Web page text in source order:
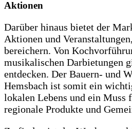
Aktionen
Darüber hinaus bietet der
Aktionen und
bereichern. Von
musikalischen Darbietungen
entdecken. Der Bauern- und
Hemsbach ist somit ein
lokalen Lebens und ein Muss
regionale Produkte und